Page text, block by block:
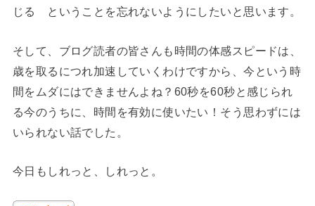
じる ということを忘れないようにしたいと思います。
そして、ブログ読者の皆さんも時間の体感スピードは、
歳を取るにつれ加速していくわけですから、今という時
間をムダにはできませんよね？60秒を60秒と感じられ
る今のうちに、時間を有効に使いたい！そう思わずには
いられない話でした。
今日もしれっと、しれっと。